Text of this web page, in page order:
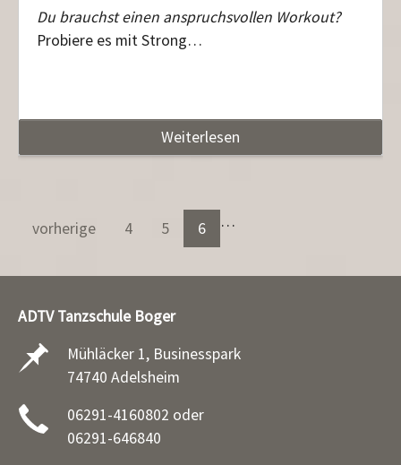
Du brauchst einen anspruchsvollen Workout?
Probiere es mit Strong…
Weiterlesen
vorherige …
4 5 6
ADTV Tanzschule Boger
Mühläcker 1, Businesspark
74740 Adelsheim
06291-4160802 oder
06291-646840